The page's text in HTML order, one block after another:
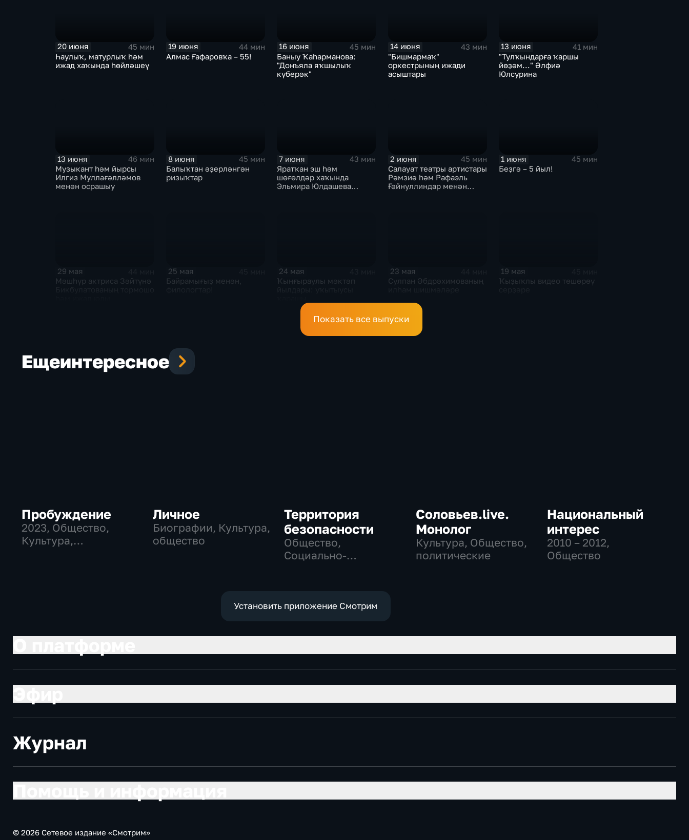
20 июня
45 мин
Һаулыҡ, матурлыҡ һәм
ижад хаҡында һөйләшеү
19 июня
44 мин
Алмас Ғафаровҡа – 55!
16 июня
45 мин
Баныу Ҡаһарманова:
"Донъяла яҡшылыҡ
күберәк"
14 июня
43 мин
"Бишмармаҡ"
оркестрының ижади
асыштары
13 июня
41 мин
"Тулҡындарға ҡаршы
йөҙәм..." Әлфиә
Юлсурина
13 июня
46 мин
Музыкант һәм йырсы
Илгиз Муллағәлләмов
менән осрашыу
8 июня
45 мин
Балыҡтан әҙерләнгән
ризыҡтар
7 июня
43 мин
Яратҡан эш һәм
шөғөлдәр хаҡында
Эльмира Юлдашева
2 июня
45 мин
Салауат театры артистары
Рәмзиә һәм Рафаэль
Ғәйнуллиндар менән
1 июня
45 мин
Беҙгә – 5 йыл!
29 мая
Мәшһүр актриса Зәйтүнә
25 мая
Байрамығыҙ менән,
24 мая
Ҡыңғыраулы мәктәп
23 мая
Сулпан Әбдрәхимованың
19 мая
Ҡыҙыҡлы видео төшөрөү
Показать все выпуски
Ещеинтересное
Пробуждение
2023, Общество,
Культура,
Личное
Биографии, Культура,
общество
Территория
безопасности
Общество,
Социально-
Соловьев.live.
Монолог
Культура, Общество,
политические
Национальный
интерес
2010 – 2012,
Общество
Установить приложение Смотрим
Журнал
© 2026 Сетевое издание «Смотрим»